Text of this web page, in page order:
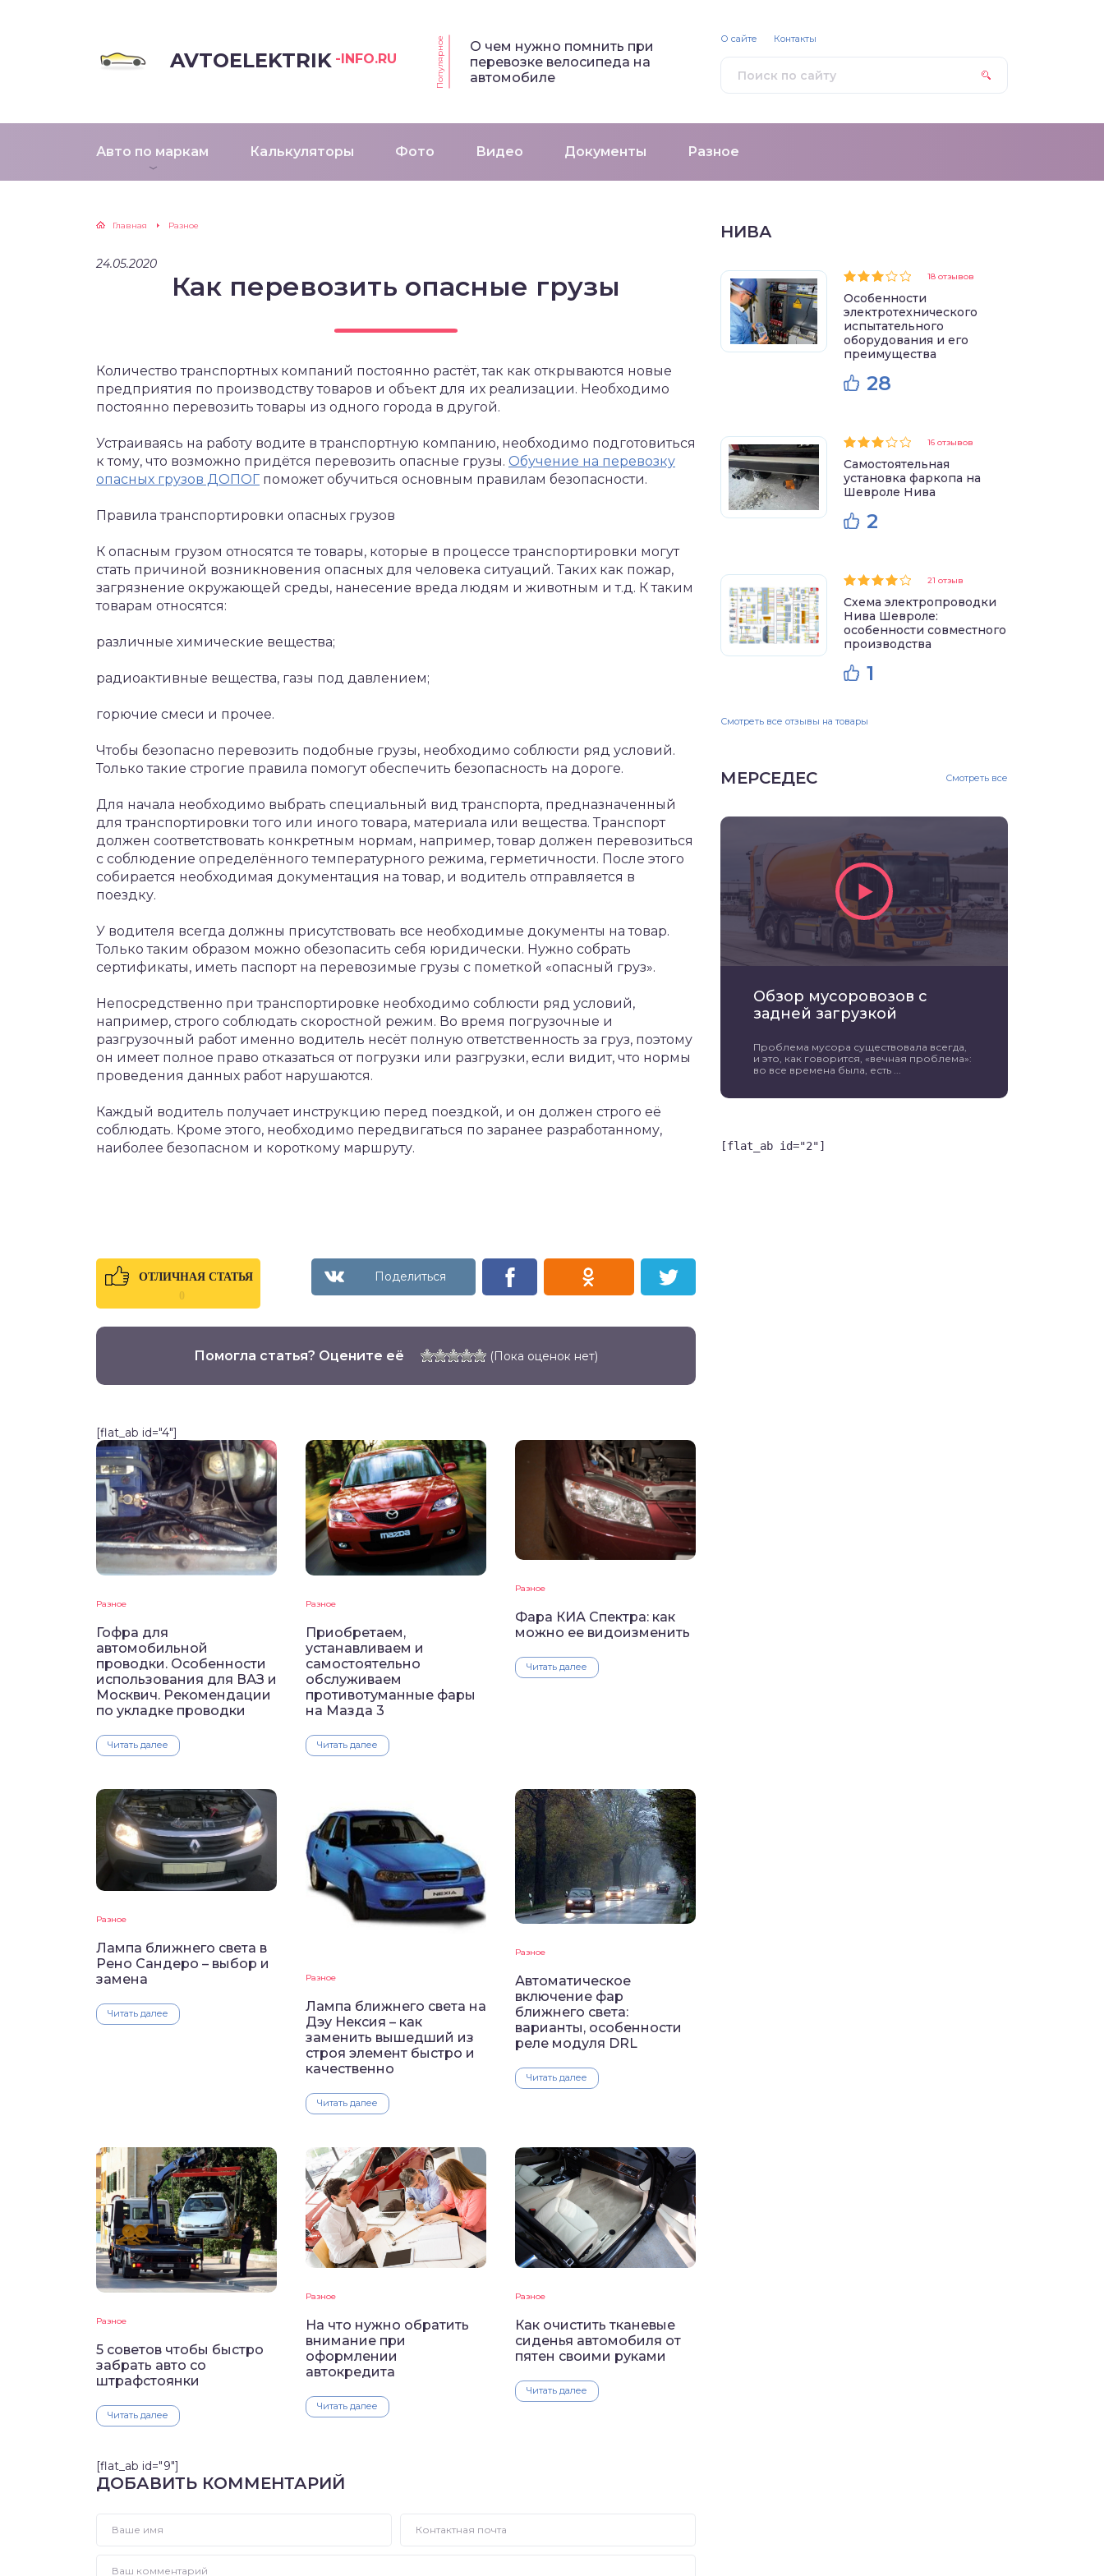
AVTOELEKTRIK -INFO.RU Популярное
О чем нужно помнить при
перевозке велосипеда на
автомобиле
Авто по маркам Калькуляторы Фото Видео Документы Разное
О сайте Контакты
Главная Разное
24.05.2020
Как перевозить опасные грузы
Количество транспортных компаний постоянно растёт, так как открываются новые
предприятия по производству товаров и объект для их реализации. Необходимо
постоянно перевозить товары из одного города в другой.
Устраиваясь на работу водите в транспортную компанию, необходимо подготовиться
к тому, что возможно придётся перевозить опасные грузы. Обучение на перевозку
опасных грузов ДОПОГ поможет обучиться основным правилам безопасности.
Правила транспортировки опасных грузов
К опасным грузом относятся те товары, которые в процессе транспортировки могут
стать причиной возникновения опасных для человека ситуаций. Таких как пожар,
загрязнение окружающей среды, нанесение вреда людям и животным и т.д. К таким
товарам относятся:
различные химические вещества;
радиоактивные вещества, газы под давлением;
горючие смеси и прочее.
Чтобы безопасно перевозить подобные грузы, необходимо соблюсти ряд условий.
Только такие строгие правила помогут обеспечить безопасность на дороге.
Для начала необходимо выбрать специальный вид транспорта, предназначенный
для транспортировки того или иного товара, материала или вещества. Транспорт
должен соответствовать конкретным нормам, например, товар должен перевозиться
с соблюдение определённого температурного режима, герметичности. После этого
собирается необходимая документация на товар, и водитель отправляется в
поездку.
У водителя всегда должны присутствовать все необходимые документы на товар.
Только таким образом можно обезопасить себя юридически. Нужно собрать
сертификаты, иметь паспорт на перевозимые грузы с пометкой «опасный груз».
Непосредственно при транспортировке необходимо соблюсти ряд условий,
например, строго соблюдать скоростной режим. Во время погрузочные и
разгрузочный работ именно водитель несёт полную ответственность за груз, поэтому
он имеет полное право отказаться от погрузки или разгрузки, если видит, что нормы
проведения данных работ нарушаются.
Каждый водитель получает инструкцию перед поездкой, и он должен строго её
соблюдать. Кроме этого, необходимо передвигаться по заранее разработанному,
наиболее безопасном и короткому маршруту.
ОТЛИЧНАЯ СТАТЬЯ
0
Помогла статья? Оцените её (Пока оценок нет)
[flat_ab id="4"]
Разное
Гофра для
автомобильной
проводки. Особенности
использования для ВАЗ и
Москвич. Рекомендации
по укладке проводки
Читать далее
Разное
Приобретаем,
устанавливаем и
самостоятельно
обслуживаем
противотуманные фары
на Мазда 3
Читать далее
Разное
Фара КИА Спектра: как
можно ее видоизменить
Читать далее
Разное
Лампа ближнего света в
Рено Сандеро – выбор и
замена
Читать далее
Разное
Лампа ближнего света на
Дэу Нексия – как
заменить вышедший из
строя элемент быстро и
качественно
Читать далее
Разное
Автоматическое
включение фар
ближнего света:
варианты, особенности
реле модуля DRL
Читать далее
Разное
5 советов чтобы быстро
забрать авто со
штрафстоянки
Читать далее
Разное
На что нужно обратить
внимание при
оформлении
автокредита
Читать далее
Разное
Как очистить тканевые
сиденья автомобиля от
пятен своими руками
Читать далее
[flat_ab id="9"]
ДОБАВИТЬ КОММЕНТАРИЙ
НИВА
18 отзывов
Особенности
электротехнического
испытательного
оборудования и его
преимущества
28
16 отзывов
Самостоятельная
установка фаркопа на
Шевроле Нива
2
21 отзыв
Схема электропроводки
Нива Шевроле:
особенности совместного
производства
1
Смотреть все отзывы на товары
МЕРСЕДЕС Смотреть все
Обзор мусоровозов с
задней загрузкой
Проблема мусора существовала всегда,
и это, как говорится, «вечная проблема»:
во все времена была, есть ...
[flat_ab id="2"]